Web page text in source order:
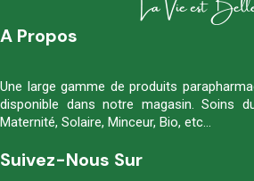
A Propos
Une large gamme de produits
disponible dans notre magasin. Soins
Maternité, Solaire, Minceur, Bio, etc…
Suivez-Nous Sur